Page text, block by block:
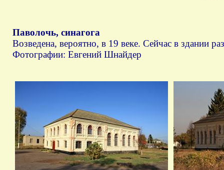
Паволочь, синагога
Возведена, вероятно, в 19 веке. Сейчас в здании
Фотографии: Евгений Шнайдер